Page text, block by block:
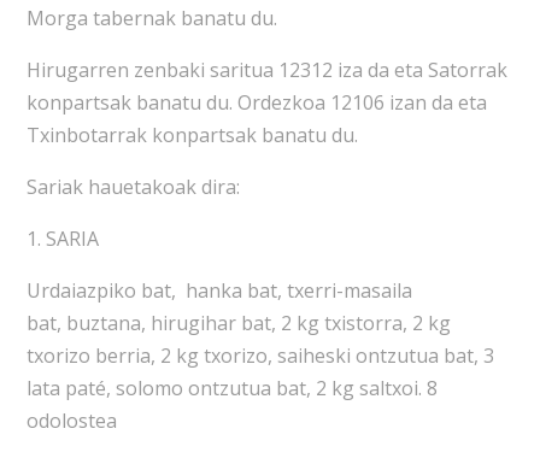
Morga tabernak banatu du.
Hirugarren zenbaki saritua 12312 iza da eta Satorrak
konpartsak banatu du. Ordezkoa 12106 izan da eta
Txinbotarrak konpartsak banatu du.
Sariak hauetakoak dira:
1. SARIA
Urdaiazpiko bat, hanka bat, txerri-masaila
bat, buztana, hirugihar bat, 2 kg txistorra, 2 kg
txorizo berria, 2 kg txorizo, saiheski ontzutua bat, 3
lata paté, solomo ontzutua bat, 2 kg saltxoi. 8
odolostea